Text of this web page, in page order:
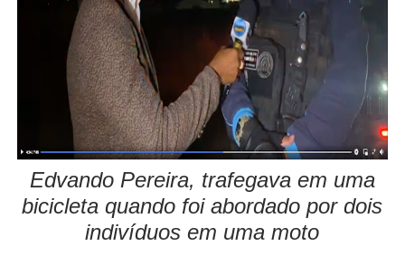
Edvando Pereira, trafegava em uma
bicicleta quando foi abordado por dois
indivíduos em uma moto